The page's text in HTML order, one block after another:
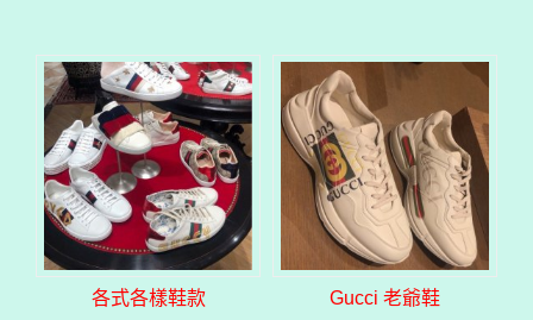
各式各樣鞋款
Gucci 老爺鞋